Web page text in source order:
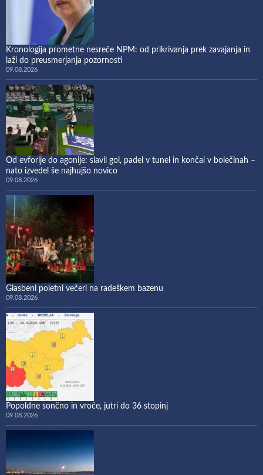
Kronologija prometne nesreče NPM: od prikrivanja prek zavajanja in
laži do preusmerjanja pozornosti
09.08.2026
Od evforije do agonije: slavil gol, padel v tunel in končal v bolečinah –
nato izvedel še najhujšo novico
09.08.2026
Glasbeni poletni večeri na radeškem bazenu
09.08.2026
Popoldne sončno in vroče, jutri do 36 stopinj
09.08.2026